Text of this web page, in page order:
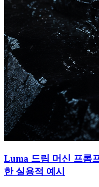
Luma 드림 머신 프롬
한 실용적 예시